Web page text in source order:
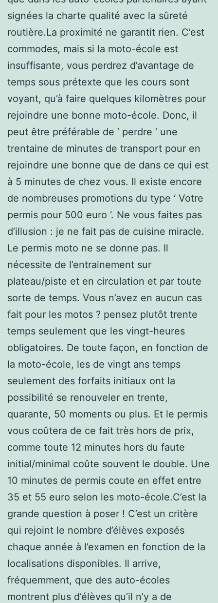
signées la charte qualité avec la sûreté
routière.La proximité ne garantit rien. C’est
commodes, mais si la moto-école est
insuffisante, vous perdrez d’avantage de
temps sous prétexte que les cours sont
voyant, qu’à faire quelques kilomètres pour
rejoindre une bonne moto-école. Donc, il
peut être préférable de ‘ perdre ‘ une
trentaine de minutes de transport pour en
rejoindre une bonne que de dans ce qui est
à 5 minutes de chez vous. Il existe encore
de nombreuses promotions du type ‘ Votre
permis pour 500 euro ‘. Ne vous faites pas
d’illusion : je ne fait pas de cuisine miracle.
Le permis moto ne se donne pas. Il
nécessite de l’entrainement sur
plateau/piste et en circulation et par toute
sorte de temps. Vous n’avez en aucun cas
fait pour les motos ? pensez plutôt trente
temps seulement que les vingt-heures
obligatoires. De toute façon, en fonction de
la moto-école, les de vingt ans temps
seulement des forfaits initiaux ont la
possibilité se renouveler en trente,
quarante, 50 moments ou plus. Et le permis
vous coûtera de ce fait très hors de prix,
comme toute 12 minutes hors du faute
initial/minimal coûte souvent le double. Une
10 minutes de permis coute en effet entre
35 et 55 euro selon les moto-école.C’est la
grande question à poser ! C’est un critère
qui rejoint le nombre d’élèves exposés
chaque année à l’examen en fonction de la
localisations disponibles. Il arrive,
fréquemment, que des auto-écoles
montrent plus d’élèves qu’il n’y a de